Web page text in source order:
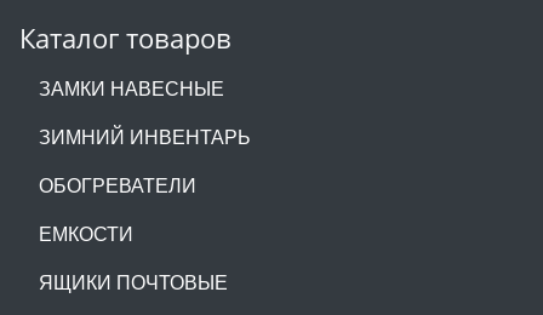
Каталог товаров
ЗАМКИ НАВЕСНЫЕ
ЗИМНИЙ ИНВЕНТАРЬ
ОБОГРЕВАТЕЛИ
ЕМКОСТИ
ЯЩИКИ ПОЧТОВЫЕ